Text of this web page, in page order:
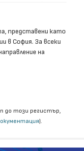
представени като
в София. За всеки
на
до този регистър,
).